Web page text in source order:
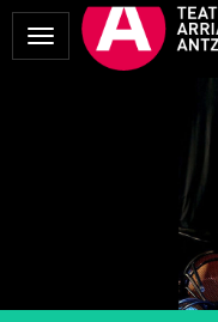
Mostrar
Menú